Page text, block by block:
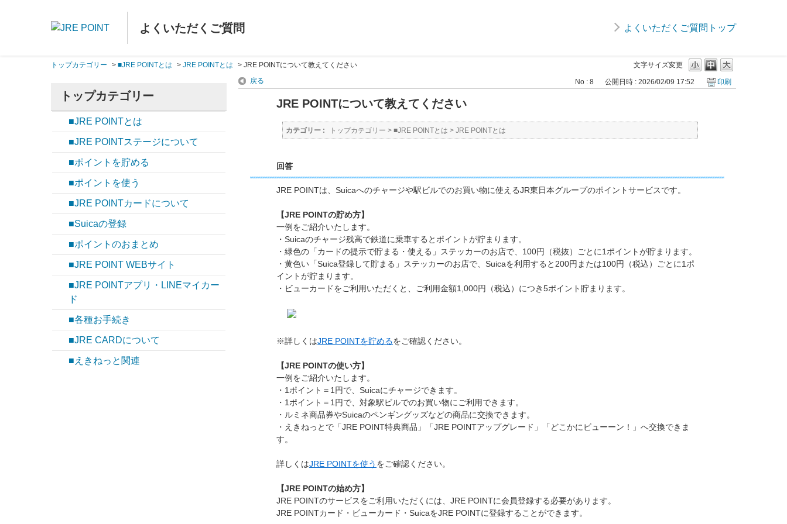
よくいただくご質問 よくいただくご質問トップ
文字サイズ変更
トップカテゴリー > ■JRE POINTとは > JRE POINTとは > JRE POINTについて教えてください
トップカテゴリー
■JRE POINTとは
■JRE POINTステージについて
■ポイントを貯める
■ポイントを使う
■JRE POINTカードについて
■Suicaの登録
■ポイントのおまとめ
■JRE POINT WEBサイト
■JRE POINTアプリ・LINEマイカー
ド
■各種お手続き
■JRE CARDについて
■えきねっと関連
戻る No : 8 公開日時 : 2026/02/09 17:52 印刷
JRE POINTについて教えてください
カテゴリー : トップカテゴリー > ■JRE POINTとは > JRE POINTとは
回答
JRE POINTは、Suicaへのチャージや駅ビルでのお買い物に使えるJR東日本グループのポイントサービスです。
【JRE POINTの貯め方】
一例をご紹介いたします。
・Suicaのチャージ残高で鉄道に乗車するとポイントが貯まります。
・緑色の「カードの提示で貯まる・使える」ステッカーのお店で、100円（税抜）ごとに1ポイントが貯まります。
・黄色い「Suica登録して貯まる」ステッカーのお店で、Suicaを利用すると200円または100円（税込）ごとに1ポ
イントが貯まります。
・ビューカードをご利用いただくと、ご利用金額1,000円（税込）につき5ポイント貯まります。
※詳しくはJRE POINTを貯めるをご確認ください。
【JRE POINTの使い方】
一例をご紹介いたします。
・1ポイント＝1円で、Suicaにチャージできます。
・1ポイント＝1円で、対象駅ビルでのお買い物にご利用できます。
・ルミネ商品券やSuicaのペンギングッズなどの商品に交換できます。
・えきねっとで「JRE POINT特典商品」「JRE POINTアップグレード」「どこかにビューーン！」へ交換できま
す。
詳しくはJRE POINTを使う をご確認ください。
【JRE POINTの始め方】
JRE POINTのサービスをご利用いただくには、JRE POINTに会員登録する必要があります。
JRE POINTカード・ビューカード・SuicaをJRE POINTに登録することができます。